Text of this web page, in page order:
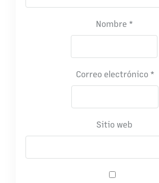
Nombre *
Correo electrónico *
Sitio web